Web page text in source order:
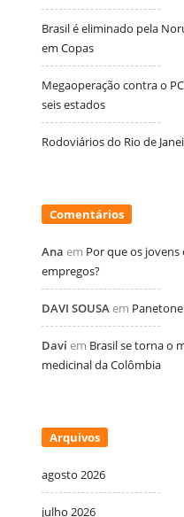
Brasil é eliminado pela
em Copas
Megaoperação contra o
seis estados
Rodoviários do Rio de
Comentários
Ana em Por que os jovens
empregos?
DAVI SOUSA em
Davi em Brasil se torna o
medicinal da Colômbia
Arquivos
agosto 2026
julho 2026